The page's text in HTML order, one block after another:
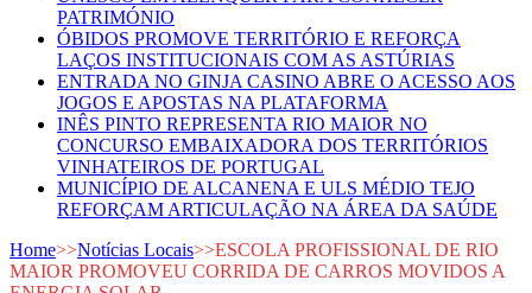
PATRIMÓNIO
ÓBIDOS PROMOVE TERRITÓRIO E REFORÇA
LAÇOS INSTITUCIONAIS COM AS ASTÚRIAS
ENTRADA NO GINJA CASINO ABRE O ACESSO AOS
JOGOS E APOSTAS NA PLATAFORMA
INÊS PINTO REPRESENTA RIO MAIOR NO
CONCURSO EMBAIXADORA DOS TERRITÓRIOS
VINHATEIROS DE PORTUGAL
MUNICÍPIO DE ALCANENA E ULS MÉDIO TEJO
REFORÇAM ARTICULAÇÃO NA ÁREA DA SAÚDE
Home>>Notícias Locais>>ESCOLA PROFISSIONAL DE RIO
MAIOR PROMOVEU CORRIDA DE CARROS MOVIDOS A